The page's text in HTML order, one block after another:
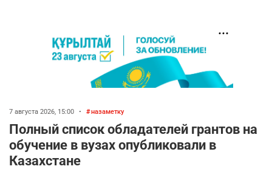
7 августа 2026, 15:00 • назаметку
Полный список обладателей грантов на
обучение в вузах опубликовали в
Казахстане